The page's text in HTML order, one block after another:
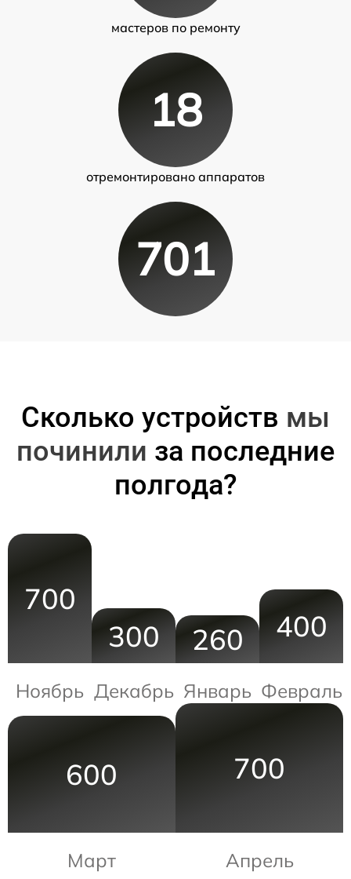
мастеров по ремонту
18
отремонтировано аппаратов
701
Сколько устройств мы
починили за последние
полгода?
700
Ноябрь
300
Декабрь
260
Январь
400
Февраль
600
Март
700
Апрель